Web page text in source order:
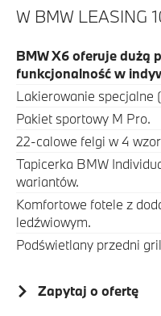
W BMW LEASING
BMW X6 oferuje dużą
funkcjonalność w
Lakierowanie specjalne
Pakiet sportowy M Pro.
22-calowe felgi w 4
Tapicerka BMW
wariantów.
Komfortowe fotele z
ledźwiowym.
Podświetlany przedni
Zapytaj o ofertę